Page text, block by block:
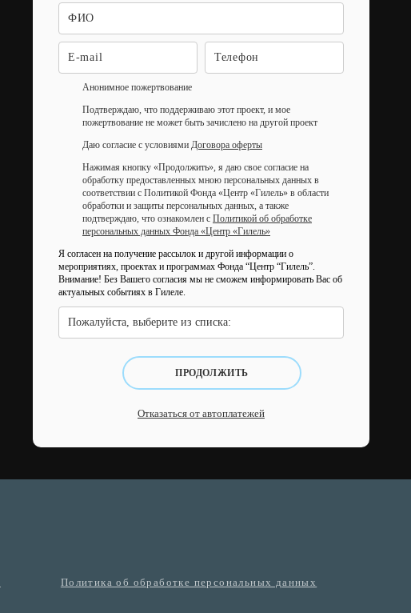
Анонимное пожертвование
Подтверждаю, что поддерживаю этот проект, и мое
пожертвование не может быть зачислено на другой проект
Даю согласие с условиями Договора оферты
Нажимая кнопку «Продолжить», я даю свое согласие на
обработку предоставленных мною персональных данных в
соответствии с Политикой Фонда «Центр «Гилель» в области
обработки и защиты персональных данных, а также
подтверждаю, что ознакомлен с Политикой об обработке
персональных данных Фонда «Центр «Гилель»
Я согласен на получение рассылок и другой информации о
мероприятиях, проектах и программах Фонда “Центр “Гилель”.
Внимание! Без Вашего согласия мы не сможем информировать Вас об
актуальных событиях в Гилеле.
Пожалуйста, выберите из списка:
ПРОДОЛЖИТЬ
Отказаться от автоплатежей
Политика об обработке персональных данных